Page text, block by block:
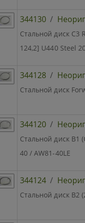
344130 /
Стальной диск C3
124,2] U440 Steel
344128 /
Стальной диск
344120 /
Стальной диск B1
40 / AW81-40LE
344124 /
Стальной диск B2